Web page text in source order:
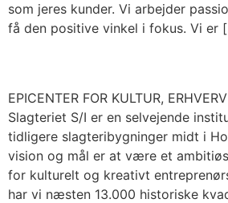
som jeres kunder. Vi arbejder
få den positive vinkel i fokus. Vi er
EPICENTER FOR KULTUR,
Slagteriet S/I er en selvejende
tidligere slagteribygninger midt i
vision og mål er at være et
for kulturelt og kreativt
har vi næsten 13.000 historiske